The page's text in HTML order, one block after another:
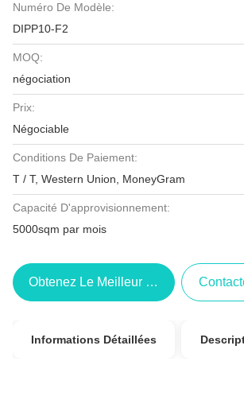
Numéro De Modèle:
DIPP10-F2
MOQ:
négociation
Prix:
Négociable
Conditions De Paiement:
T / T, Western Union, MoneyGram
Capacité D'approvisionnement:
5000sqm par mois
Obtenez Le Meilleur Prix
Informations Détaillées